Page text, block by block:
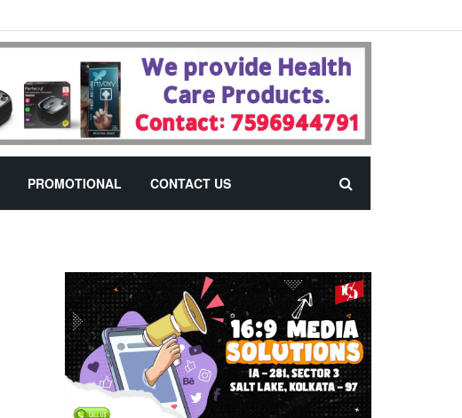
PROMOTIONAL CONTACT US